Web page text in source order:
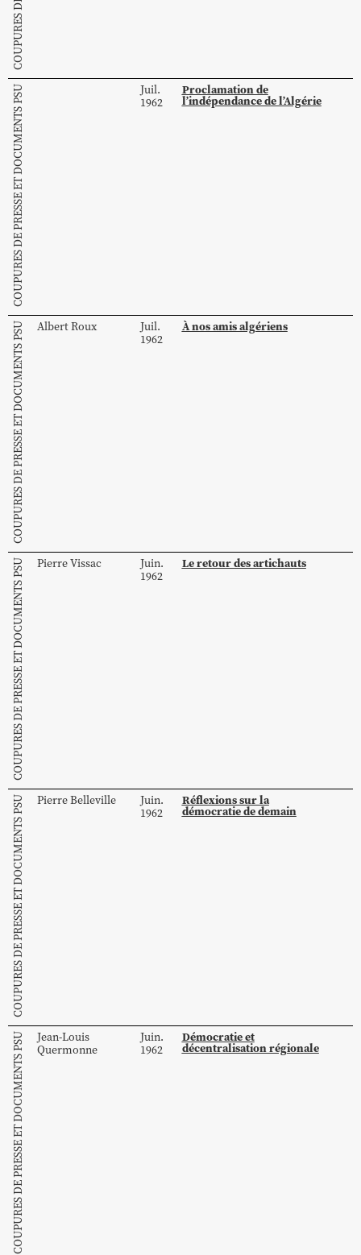
COUPURES DE PRESSE ET DOCUMENTS PSU
Juil.
1962
Proclamation de
l’indépendance de l’Algérie
COUPURES DE PRESSE ET DOCUMENTS PSU AlbertRoux
Juil.
1962
À nos amis algériens
COUPURES DE PRESSE ET DOCUMENTS PSU PierreVissac
Juin.
1962
Le retour des artichauts
COUPURES DE PRESSE ET DOCUMENTS PSU PierreBelleville
Juin.
1962
Réflexions sur la
démocratie de demain
COUPURES DE PRESSE ET DOCUMENTS PSU
Jean-Louis
Quermonne
Juin.
1962
Démocratie et
décentralisation régionale